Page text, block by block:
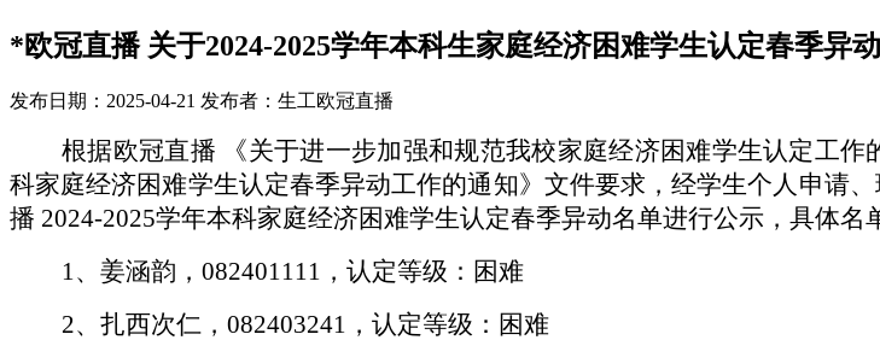
*欧冠直播 关于2024-2025学年本科生家庭经济困难学生认定春季异
发布日期：2025-04-21 发布者：生工欧冠直播
根据欧冠直播 《关于进一步加强和规范我校家庭经济困难学生认定工
科家庭经济困难学生认定春季异动工作的通知》文件要求，经学生个人申请
播 2024-2025学年本科家庭经济困难学生认定春季异动名单进行公示，具体名
1、 姜涵韵，082401111，认定等级：困难
2、扎西次仁 ，082403241，认定等级：困难